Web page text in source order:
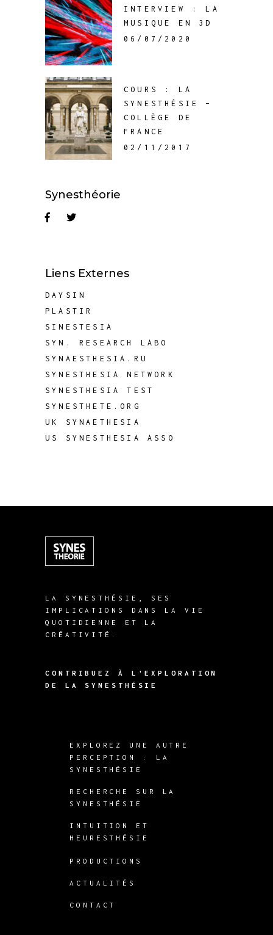
INTERVIEW : LA
MUSIQUE EN 3D
06/07/2020
COURS : LA
SYNESTHÉSIE –
COLLÈGE DE
FRANCE
02/11/2017
Synesthéorie
Liens Externes
DAYSIN
PLASTIR
SINESTESIA
SYN. RESEARCH LABO
SYNAESTHESIA.RU
SYNESTHESIA NETWORK
SYNESTHESIA TEST
SYNESTHETE.ORG
UK SYNAETHESIA
US SYNESTHESIA ASSO
LA SYNESTHÉSIE, SES
IMPLICATIONS DANS LA VIE
QUOTIDIENNE ET LA
CRÉATIVITÉ.
CONTRIBUEZ À L'EXPLORATION
DE LA SYNESTHÉSIE
EXPLOREZ UNE AUTRE
PERCEPTION : LA
SYNESTHÉSIE
RECHERCHE SUR LA
SYNESTHÉSIE
INTUITION ET
HEURESTHÉSIE
PRODUCTIONS
ACTUALITÉS
CONTACT